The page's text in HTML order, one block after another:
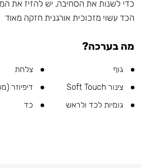
כדי לשנות את הסחיבה, יש להזיז את
הכד עשוי מזכוכית אורגנית חזקה מאוד
מה בערכה?
גוף
צלחת
צינור Soft Touch
דיפיוזר
גומיות לכד ולראש
כד